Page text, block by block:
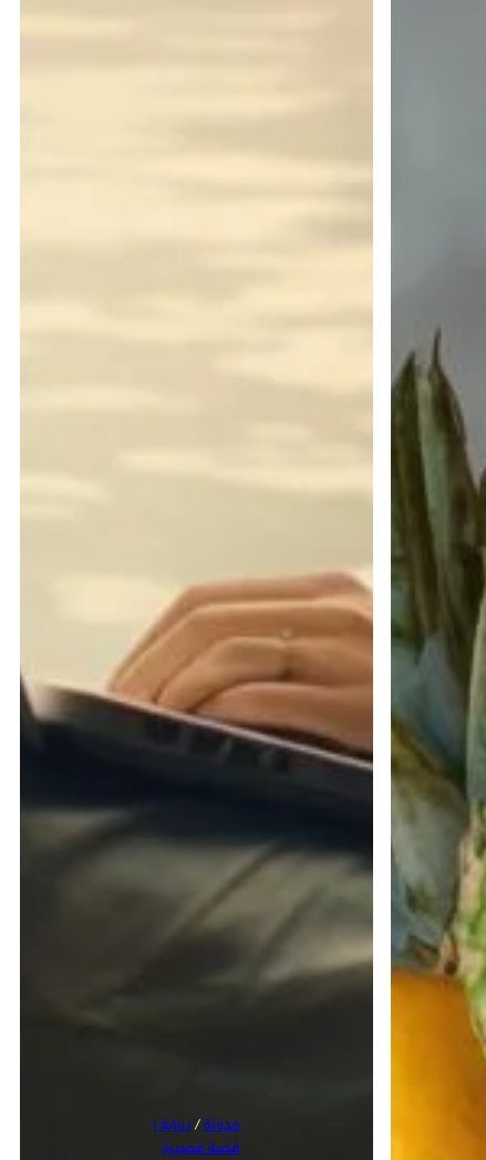
مدونة / رواية |
قصة قصيرة